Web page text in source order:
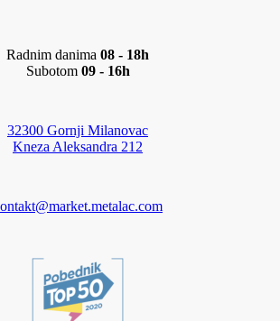
Radnim danima 08 - 18h
Subotom 09 - 16h
32300 Gornji Milanovac
Kneza Aleksandra 212